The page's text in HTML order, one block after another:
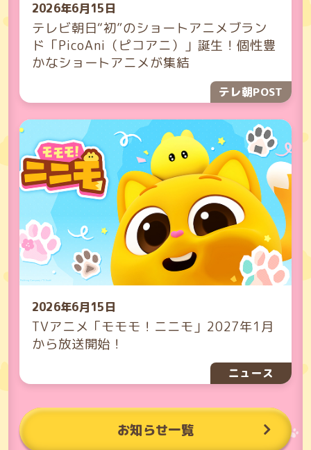
2026年6月15日
テレビ朝日“初”のショートアニメブラン
ド「PicoAni（ピコアニ）」誕生！個性豊
かなショートアニメが集結
テレ朝POST
2026年6月15日
TVアニメ「モモモ！ニニモ」2027年1月
から放送開始！
ニュース
お知らせ一覧